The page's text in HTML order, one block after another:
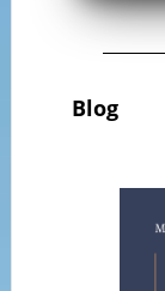
Blog